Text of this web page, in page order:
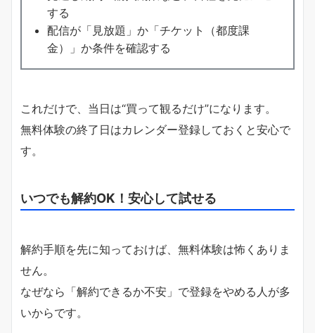
する
配信が「見放題」か「チケット（都度課
金）」か条件を確認する
これだけで、当日は“買って観るだけ”になります。
無料体験の終了日はカレンダー登録しておくと安心で
す。
いつでも解約OK！安心して試せる
解約手順を先に知っておけば、無料体験は怖くありま
せん。
なぜなら「解約できるか不安」で登録をやめる人が多
いからです。